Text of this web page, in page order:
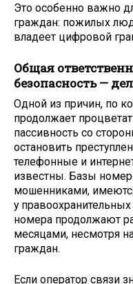
Это особенно важно
граждан: пожилых
владеет цифровой
Общая
безопасность —
Одной из причин, по
продолжает
пассивность со
остановить
телефонные и
известны. Базы
мошенниками,
у
номера продолжают
месяцами, несмотря
граждан.
Если оператор связи